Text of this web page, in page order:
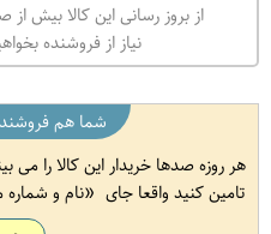
از بروز رسانی این کالا
نیاز از فروشنده
شما هم
هر روزه صدها خریدار این کالا را می
تامین کنید واقعا جای
نام و شماره